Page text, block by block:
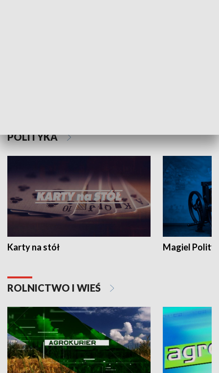
POLITYKA
Karty na stół Magiel
ROLNICTWO I WIEŚ